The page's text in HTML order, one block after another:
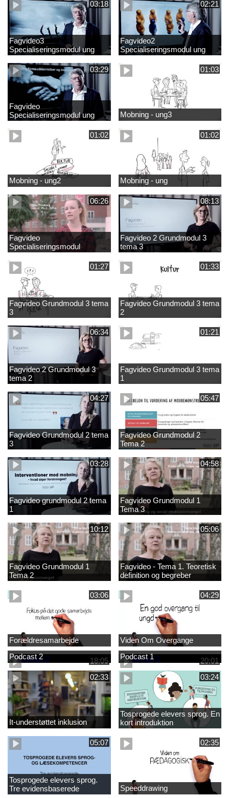
03:18
Fagvideo3
Specialiseringsmodul ung
02:21
Fagvideo2
Specialiseringsmodul ung
03:29
Fagvideo
Specialiseringsmodul ung
01:03
Mobning - ung3
01:02
Mobning - ung2
01:02
Mobning - ung
06:26
Fagvideo
Specialiseringsmodul
Grundskole
08:13
Fagvideo 2 Grundmodul 3
tema 3
01:27
Fagvideo Grundmodul 3 tema
3
01:33
Fagvideo Grundmodul 3 tema
2
06:34
Fagvideo 2 Grundmodul 3
tema 2
01:21
Fagvideo Grundmodul 3 tema
1
04:27
Fagvideo Grundmodul 2 tema
3
05:47
Fagvideo Grundmodul 2
Tema 2
03:28
Fagvideo grundmodul 2 tema
1
04:58
Fagvideo Grundmodul 1
Tema 3
10:12
Fagvideo Grundmodul 1
Tema 2
05:06
Fagvideo - Tema 1. Teoretisk
definition og begreber
03:06
Forældresamarbejde
04:29
Viden Om Overgange
18:05
Podcast 2 20:01
Podcast 1
02:33
It-understøttet inklusion
03:24
Tosprogede elevers sprog. En
kort introduktion
05:07
Tosprogede elevers sprog.
Tre evidensbaserede
02:35
Speeddrawing